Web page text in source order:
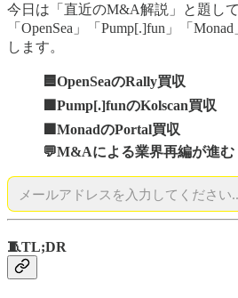
今日は「直近のM&A解説」と題し
「OpenSea」「Pump[.]fun」「
します。
🟦OpenSeaのRally買収
🟩Pump[.]funのKolscan買収
🟪MonadのPortal買収
💬M&Aによる業界再編が進む
🧵TL;DR